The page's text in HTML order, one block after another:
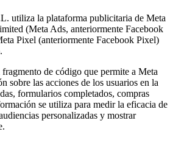
utiliza la plataforma publicitaria de Meta
(Meta Ads, anteriormente Facebook
Pixel (anteriormente Facebook Pixel)
de código que permite a Meta
sobre las acciones de los usuarios en la
formularios completados, compras
se utiliza para medir la eficacia de
personalizadas y mostrar